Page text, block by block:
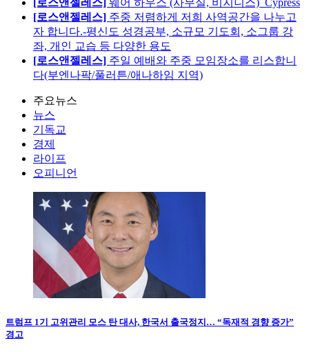
[로스앤젤레스] 주중 저렴하게 저희 사역공간을 나누고
자 합니다.-평신도 성경공부, 소규모 기도회, 소그룹 강
좌, 개인 교습 등 다양한 용도
[로스앤젤레스] 주일 예배와 주중 모임장소를 리스합니
다(부엔나팍/풀러튼/애나하임 지역)
주요뉴스
뉴스
기독교
경제
라이프
오피니언
트럼프 1기 고위관리 모스 탄 대사, 한국서 출국정지… “독재적 경향 증가”
경고